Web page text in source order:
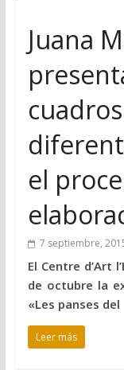
Juana
el
7 septiembre,
El Centre d’Art
de octubre la
«Les panses del
Leer más